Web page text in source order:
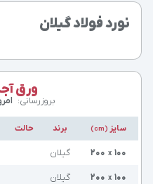
نورد فولاد گیلان
ورق
بروزرسانی: امروز ۱۵
سایز (cm) برند حالت
۱۰۰ x ۲۰۰ گیلان
۱۰۰ x ۲۰۰ گیلان